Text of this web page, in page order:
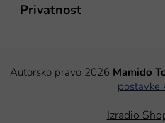
Privatnost
Izradio
Autorsko pravo 2026 Mamido
postavke